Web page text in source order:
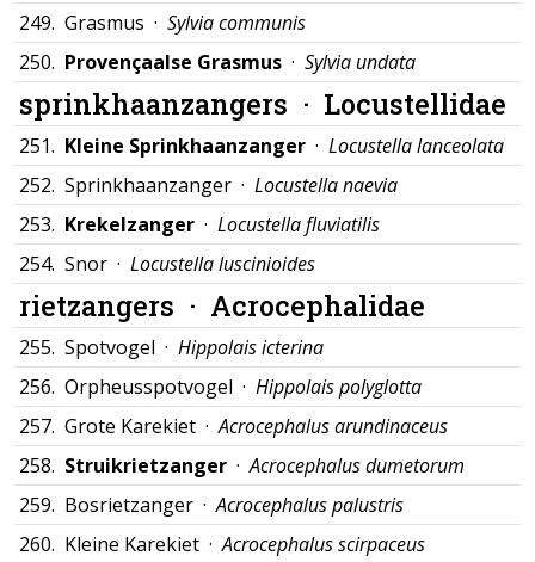
249. Grasmus · Sylvia communis
250. Provençaalse Grasmus · Sylvia undata
sprinkhaanzangers · Locustellidae
251. Kleine Sprinkhaanzanger · Locustella lanceolata
252. Sprinkhaanzanger · Locustella naevia
253. Krekelzanger · Locustella fluviatilis
254. Snor · Locustella luscinioides
rietzangers · Acrocephalidae
255. Spotvogel · Hippolais icterina
256. Orpheusspotvogel · Hippolais polyglotta
257. Grote Karekiet ·Acrocephalus arundinaceus
258. Struikrietzanger ·Acrocephalus dumetorum
259. Bosrietzanger ·Acrocephalus palustris
260. Kleine Karekiet ·Acrocephalus scirpaceus